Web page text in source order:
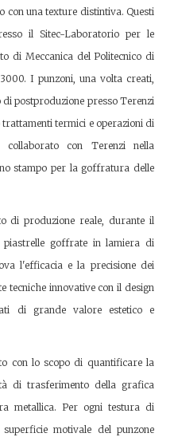
con una texture distintiva. Questi
il Sitec-Laboratorio per le
di Meccanica del Politecnico di
I punzoni, una volta creati,
postproduzione presso Terenzi
termici e operazioni di
con Terenzi nella
stampo per la goffratura delle
di produzione reale, durante il
piastrelle goffrate in lamiera di
l'efficacia e la precisione dei
tecniche innovative con il design
di grande valore estetico e
con lo scopo di quantificare la
di trasferimento della grafica
metallica. Per ogni testura di
motivale del punzone